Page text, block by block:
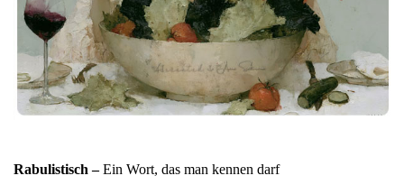
Rabulistisch –Ein Wort, das man kennen darf